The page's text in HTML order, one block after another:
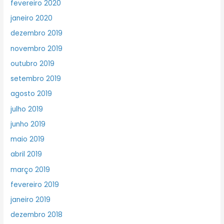
fevereiro 2020
janeiro 2020
dezembro 2019
novembro 2019
outubro 2019
setembro 2019
agosto 2019
julho 2019
junho 2019
maio 2019
abril 2019
março 2019
fevereiro 2019
janeiro 2019
dezembro 2018